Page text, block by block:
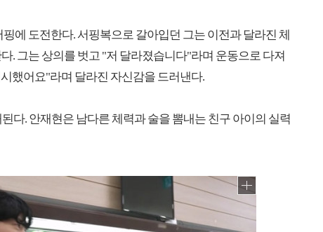
에 도전한다. 서핑복으로 갈아입던 그는 이전과 달라진 체
. 그는 상의를 벗고 "저 달라졌습니다"라며 운동으로 다져
했어요"라며 달라진 자신감을 드러낸다.
다. 안재현은 남다른 체력과 술을 뽐내는 친구 아이의 실력